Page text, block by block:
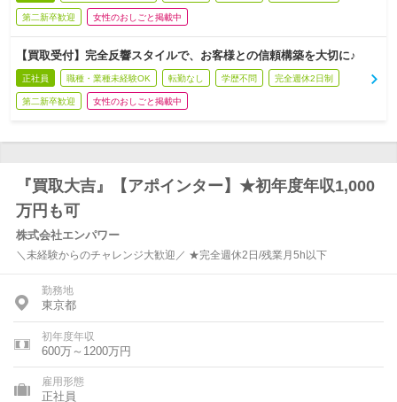
第二新卒歓迎 女性のおしごと掲載中
【買取受付】完全反響スタイルで、お客様との信頼構築を大切に♪
正社員 職種・業種未経験OK 転勤なし 学歴不問 完全週休2日制
第二新卒歓迎 女性のおしごと掲載中
『買取大吉』【アポインター】★初年度年収1,000
万円も可
株式会社エンパワー
＼未経験からのチャレンジ大歓迎／ ★完全週休2日/残業月5h以下
勤務地
東京都
初年度年収
600万～1200万円
雇用形態
正社員